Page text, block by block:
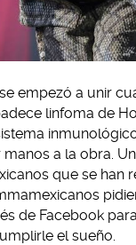
empezó a unir
linfoma de
a la obra.
que se han
de Facebook
el sueño.